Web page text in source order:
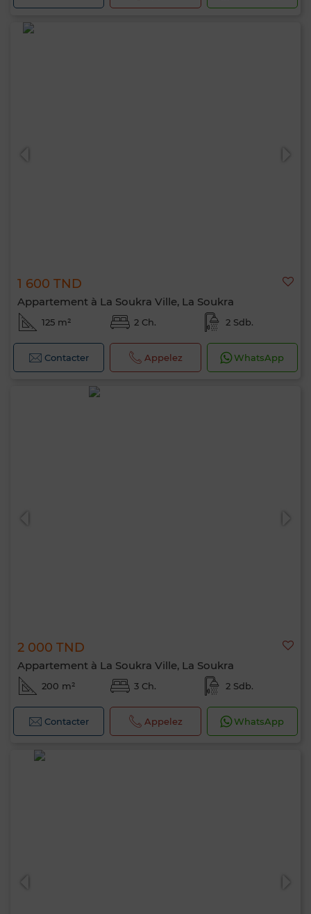
1 600 TND
Appartement à La Soukra Ville, La Soukra
125 m² 2 Ch. 2 Sdb.
Contacter Appelez WhatsApp
2 000 TND
Appartement à La Soukra Ville, La Soukra
200 m² 3 Ch. 2 Sdb.
Contacter Appelez WhatsApp